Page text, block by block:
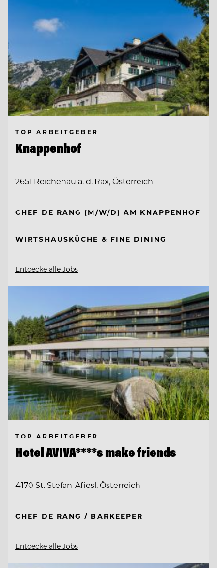
TOP ARBEITGEBER
Knappenhof
2651 Reichenau a. d. Rax, Österreich
CHEF DE RANG (M/W/D) AM KNAPPENHOF
WIRTSHAUSKÜCHE & FINE DINING
Entdecke alle Jobs
TOP ARBEITGEBER
Hotel AVIVA****s make friends
4170 St. Stefan-Afiesl, Österreich
CHEF DE RANG / BARKEEPER
Entdecke alle Jobs